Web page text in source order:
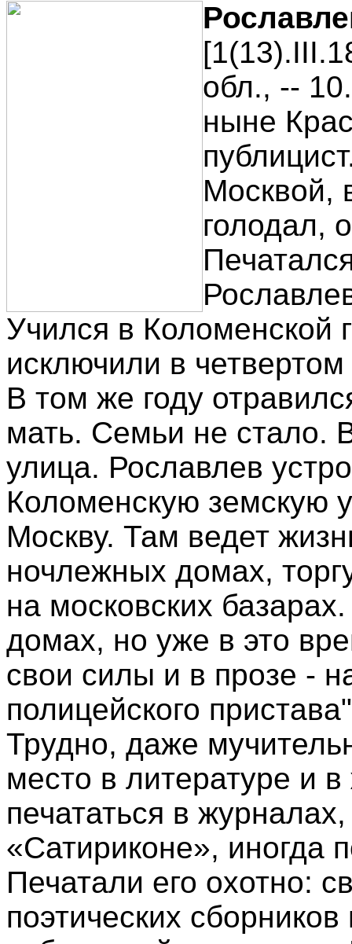
обл., --
ныне
Москвой,
голодал,
Учился в Коломенской
исключили в
В том же году
мать. Семьи не стало.
улица. Рославлев
Коломенскую земскую
Москву. Там ведет
ночлежных домах,
на московских
домах, но уже в это
свои силы и в прозе -
полицейского
Трудно, даже
место в литературе и
печататься в
«Сатириконе», иногда
Печатали его охотно:
поэтических